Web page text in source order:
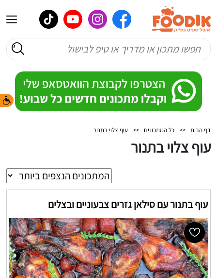
דף הבית >> כל המתכונים >> עוף צלוי בתנור
עוף צלוי בתנור
עוף בתנור עם סילאן גזרים צבעוניים ובצלים